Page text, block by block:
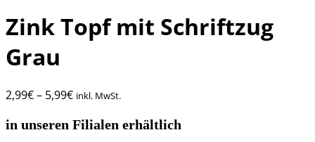
Zink Topf mit Schriftzug
Grau
2,99€– 5,99€ inkl. MwSt.
in unseren Filialen erhältlich